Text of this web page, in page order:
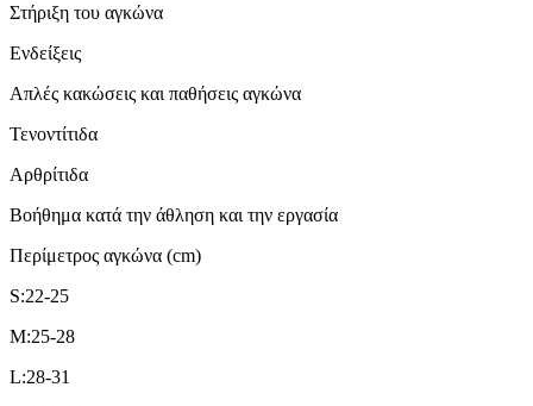
Στήριξη του αγκώνα
Ενδείξεις
Απλές κακώσεις και παθήσεις αγκώνα
Τενοντίτιδα
Αρθρίτιδα
Βοήθημα κατά την άθληση και την εργασία
Περίμετρος αγκώνα (cm)
S:22-25
M:25-28
L:28-31